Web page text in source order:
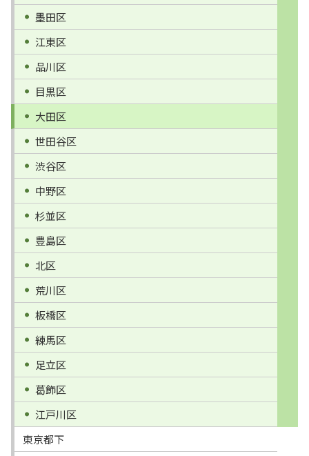
墨田区
江東区
品川区
目黒区
大田区
世田谷区
渋谷区
中野区
杉並区
豊島区
北区
荒川区
板橋区
練馬区
足立区
葛飾区
江戸川区
東京都下